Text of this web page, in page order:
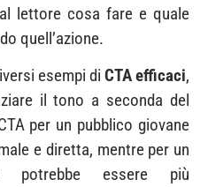
lettore cosa fare e quale
quell’azione.
esempi diCTA efficaci,
il tono a seconda del
per un pubblico giovane
e diretta, mentre per un
potrebbe essere più